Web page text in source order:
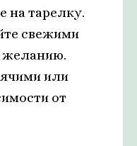
на тарелку.
свежими
желанию.
или
от